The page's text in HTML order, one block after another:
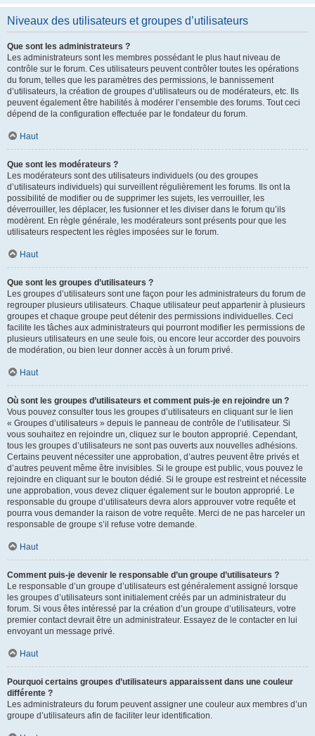
Niveaux des utilisateurs et groupes d’utilisateurs
Que sont les administrateurs ?
Les administrateurs sont les membres possédant le plus haut niveau de
contrôle sur le forum. Ces utilisateurs peuvent contrôler toutes les opérations
du forum, telles que les paramètres des permissions, le bannissement
d’utilisateurs, la création de groupes d’utilisateurs ou de modérateurs, etc. Ils
peuvent également être habilités à modérer l’ensemble des forums. Tout ceci
dépend de la configuration effectuée par le fondateur du forum.
Haut
Que sont les modérateurs ?
Les modérateurs sont des utilisateurs individuels (ou des groupes
d’utilisateurs individuels) qui surveillent régulièrement les forums. Ils ont la
possibilité de modifier ou de supprimer les sujets, les verrouiller, les
déverrouiller, les déplacer, les fusionner et les diviser dans le forum qu’ils
modèrent. En règle générale, les modérateurs sont présents pour que les
utilisateurs respectent les règles imposées sur le forum.
Haut
Que sont les groupes d’utilisateurs ?
Les groupes d’utilisateurs sont une façon pour les administrateurs du forum de
regrouper plusieurs utilisateurs. Chaque utilisateur peut appartenir à plusieurs
groupes et chaque groupe peut détenir des permissions individuelles. Ceci
facilite les tâches aux administrateurs qui pourront modifier les permissions de
plusieurs utilisateurs en une seule fois, ou encore leur accorder des pouvoirs
de modération, ou bien leur donner accès à un forum privé.
Haut
Où sont les groupes d’utilisateurs et comment puis-je en rejoindre un ?
Vous pouvez consulter tous les groupes d’utilisateurs en cliquant sur le lien
« Groupes d’utilisateurs » depuis le panneau de contrôle de l’utilisateur. Si
vous souhaitez en rejoindre un, cliquez sur le bouton approprié. Cependant,
tous les groupes d’utilisateurs ne sont pas ouverts aux nouvelles adhésions.
Certains peuvent nécessiter une approbation, d’autres peuvent être privés et
d’autres peuvent même être invisibles. Si le groupe est public, vous pouvez le
rejoindre en cliquant sur le bouton dédié. Si le groupe est restreint et nécessite
une approbation, vous devez cliquer également sur le bouton approprié. Le
responsable du groupe d’utilisateurs devra alors approuver votre requête et
pourra vous demander la raison de votre requête. Merci de ne pas harceler un
responsable de groupe s’il refuse votre demande.
Haut
Comment puis-je devenir le responsable d’un groupe d’utilisateurs ?
Le responsable d’un groupe d’utilisateurs est généralement assigné lorsque
les groupes d’utilisateurs sont initialement créés par un administrateur du
forum. Si vous êtes intéressé par la création d’un groupe d’utilisateurs, votre
premier contact devrait être un administrateur. Essayez de le contacter en lui
envoyant un message privé.
Haut
Pourquoi certains groupes d’utilisateurs apparaissent dans une couleur
différente ?
Les administrateurs du forum peuvent assigner une couleur aux membres d’un
groupe d’utilisateurs afin de faciliter leur identification.